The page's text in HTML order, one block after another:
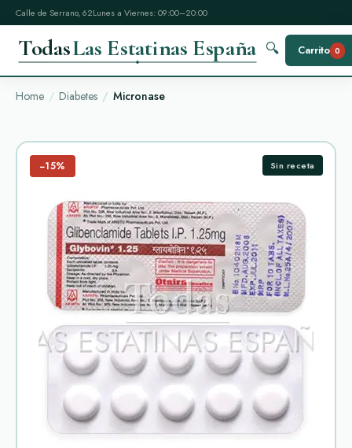
Calle de Serrano, 62Lunes a Viernes: 09:00–20:00
TodasLas Estatinas España 🔍 Carrito 0
Home Diabetes Micronase
−15% Sin receta